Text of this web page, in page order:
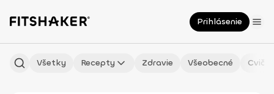
Prihlásenie
Všetky Recepty Zdravie Všeobecné